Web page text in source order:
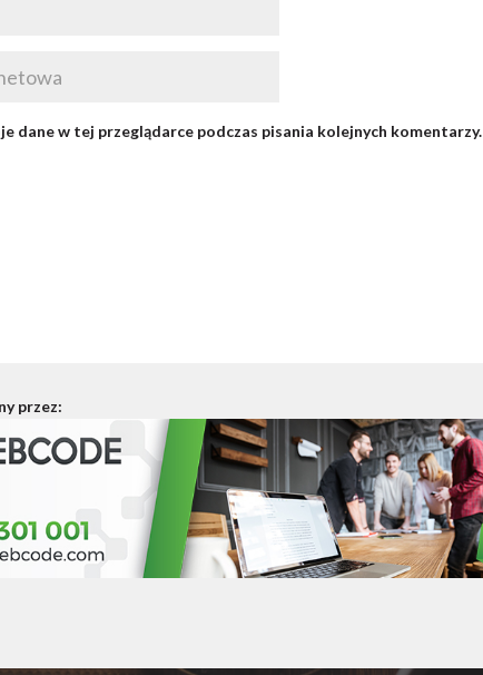
dane w tej przeglądarce podczas pisania kolejnych komentarzy.
przez: